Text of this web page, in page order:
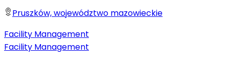
Pruszków, województwo mazowieckie
Facility Management
Facility Management